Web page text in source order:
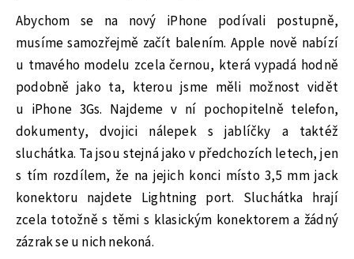
Abychom se na nový iPhone podívali postupně,
musíme samozřejmě začít balením. Apple nově nabízí
u tmavého modelu zcela černou, která vypadá hodně
podobně jako ta, kterou jsme měli možnost vidět
u iPhone 3Gs. Najdeme v ní pochopitelně telefon,
dokumenty, dvojici nálepek s jablíčky a taktéž
sluchátka. Ta jsou stejná jako v předchozích letech, jen
s tím rozdílem, že na jejich konci místo 3,5 mm jack
konektoru najdete Lightning port. Sluchátka hrají
zcela totožně s těmi s klasickým konektorem a žádný
zázrak se u nich nekoná.